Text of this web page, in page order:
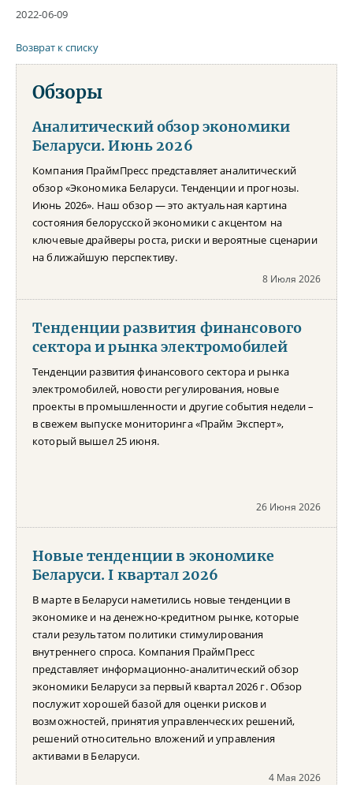
2022-06-09
Возврат к списку
Обзоры
Аналитический обзор экономики
Беларуси. Июнь 2026
Компания ПраймПресс представляет аналитический
обзор «Экономика Беларуси. Тенденции и прогнозы.
Июнь 2026». Наш обзор — это актуальная картина
состояния белорусской экономики с акцентом на
ключевые драйверы роста, риски и вероятные сценарии
на ближайшую перспективу.
8 Июля 2026
Тенденции развития финансового
сектора и рынка электромобилей
Тенденции развития финансового сектора и рынка
электромобилей, новости регулирования, новые
проекты в промышленности и другие события недели –
в свежем выпуске мониторинга «Прайм Эксперт»,
который вышел 25 июня.
26 Июня 2026
Новые тенденции в экономике
Беларуси. I квартал 2026
В марте в Беларуси наметились новые тенденции в
экономике и на денежно-кредитном рынке, которые
стали результатом политики стимулирования
внутреннего спроса. Компания ПраймПресс
представляет информационно-аналитический обзор
экономики Беларуси за первый квартал 2026 г. Обзор
послужит хорошей базой для оценки рисков и
возможностей, принятия управленческих решений,
решений относительно вложений и управления
активами в Беларуси.
4 Мая 2026